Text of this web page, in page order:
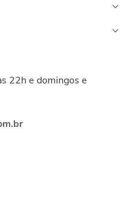
22h e domingos e